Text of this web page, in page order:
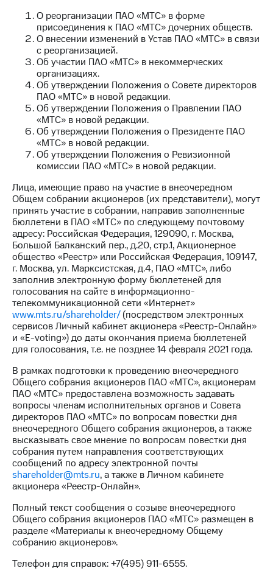
Новости
в
регионе
и акционерам
Корпоративное
управление
Корпоративный
секретарь
Раскрытие
информации
Информация
акционерам
ПАО
"МТС"
Собрания
акционеров
Личный
кабинет
акционера
Акционерный
капитал
Контроль
и
аудит
Рынок
акций
Программа
приобретения
Порядок
выкупа
акций
Дивиденды
Рынок
облигаций
Описание
Еврооблигации-2023
Уведомление
о
погашении
именных
облигаций
Другое
О реорганизации ПАО «МТС» в форме
присоединения к ПАО «МТС» дочерних обществ.
О внесении изменений в Устав ПАО «МТС» в связи
с реорганизацией.
Об участии ПАО «МТС» в некоммерческих
организациях.
Об утверждении Положения о Совете директоров
ПАО «МТС» в новой редакции.
Об утверждении Положения о Правлении ПАО
«МТС» в новой редакции.
Об утверждении Положения о Президенте ПАО
«МТС» в новой редакции.
Об утверждении Положения о Ревизионной
комиссии ПАО «МТС» в новой редакции.
Лица, имеющие право на участие в внеочередном
Общем собрании акционеров (их представители), могут
принять участие в собрании, направив заполненные
бюллетени в ПАО «МТС» по следующему почтовому
адресу: Российская Федерация, 129090, г. Москва,
Большой Балканский пер., д.20, стр.1, Акционерное
общество «Реестр» или Российская Федерация, 109147,
г. Москва, ул. Марксистская, д.4, ПАО «МТС», либо
заполнив электронную форму бюллетеней для
голосования на сайте в информационно-
телекоммуникационной сети «Интернет»
www.mts.ru/shareholder/(посредством электронных
сервисов Личный кабинет акционера «Реестр-Онлайн»
и «E-voting») до даты окончания приема бюллетеней
для голосования, т.е. не позднее 14 февраля 2021 года.
В рамках подготовки к проведению внеочередного
Общего собрания акционеров ПАО «МТС», акционерам
ПАО «МТС» предоставлена возможность задавать
вопросы членам исполнительных органов и Совета
директоров ПАО «МТС» по вопросам повестки дня
внеочередного Общего собрания акционеров, а также
высказывать свое мнение по вопросам повестки дня
собрания путем направления соответствующих
сообщений по адресу электронной почты
shareholder@mts.ru, а также в Личном кабинете
акционера «Реестр-Онлайн».
Полный текст сообщения о созыве внеочередного
Общего собрания акционеров ПАО «МТС» размещен в
разделе «Материалы к внеочередному Общему
собранию акционеров».
Телефон для справок: +7(495) 911-6555.